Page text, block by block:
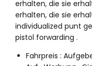
erhalten, die sie
erhalten, die sie
individualized punt
pistol forwarding .
Fahrpreis :